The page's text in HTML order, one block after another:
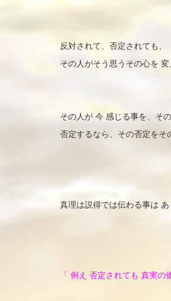
反対されて、否定されても、
その人がそう思うその心を 変
その人が 今 感じる事を、その
否定するなら、その否定をそ
真理は説得では伝わる事は あ
「 例え 否定されても 真実の